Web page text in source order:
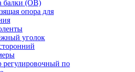
балки (ОВ)
опора для
уголок
регулировочный по